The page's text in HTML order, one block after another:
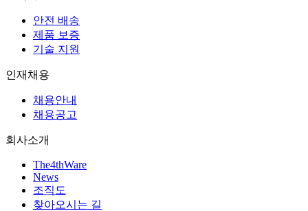
안전 배송
제품 보증
기술 지원
인재채용
채용안내
채용공고
회사소개
The4thWare
News
조직도
찾아오시는 길